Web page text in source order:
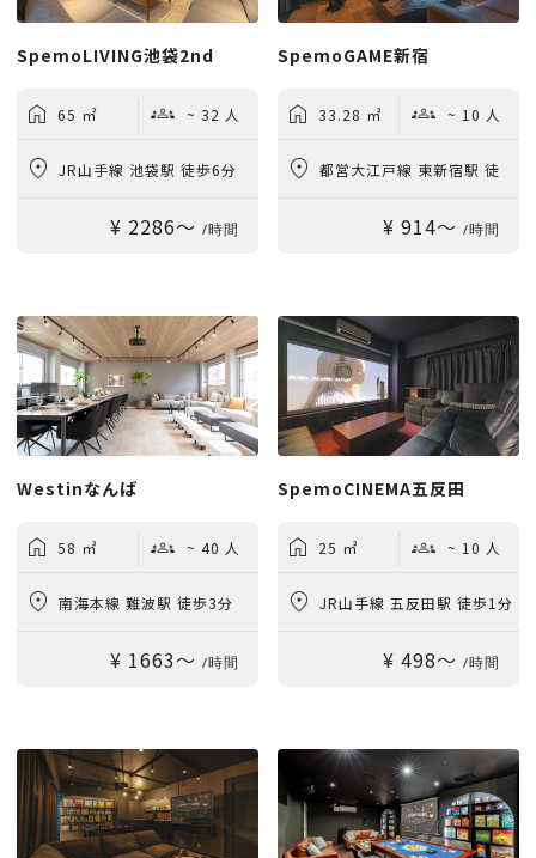
SpemoLIVING池袋2nd
65 ㎡ ~ 32 人
JR山手線 池袋駅 徒歩6分
¥ 2286〜 /時間
SpemoGAME新宿
33.28 ㎡ ~ 10 人
都営大江戸線 東新宿駅 徒
¥ 914〜 /時間
Westinなんば
58 ㎡ ~ 40 人
南海本線 難波駅 徒歩3分
¥ 1663〜 /時間
SpemoCINEMA五反田
25 ㎡ ~ 10 人
JR山手線 五反田駅 徒歩1分
¥ 498〜 /時間